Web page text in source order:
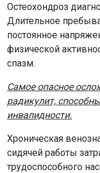
Остеохондроз
Длительное
постоянное
физической
спазм.
Самое опасное
радикулит,
инвалидности.
Хроническая
сидячей работы
трудоспособного